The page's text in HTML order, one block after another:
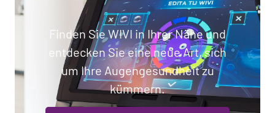
Finden Sie WIVI in Ihrer Nähe und
entdecken Sie eine neue Art, sich
um Ihre Augengesundheit zu
kümmern.